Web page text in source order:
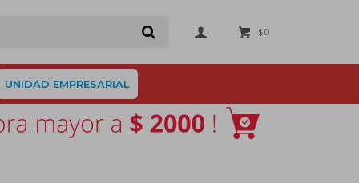
UNIDAD EMPRESARIAL
$0